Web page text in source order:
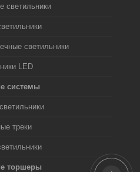
светильники
светильники
LED
системы
треки
торшеры